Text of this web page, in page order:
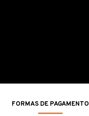
FORMAS DE PAGAMENTO